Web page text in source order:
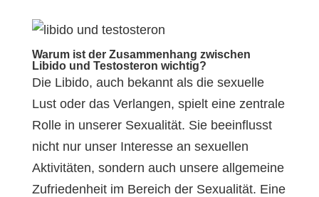
Warum ist der Zusammenhang zwischen
Libido und Testosteron wichtig?
Die Libido, auch bekannt als die sexuelle
Lust oder das Verlangen, spielt eine zentrale
Rolle in unserer Sexualität. Sie beeinflusst
nicht nur unser Interesse an sexuellen
Aktivitäten, sondern auch unsere allgemeine
Zufriedenheit im Bereich der Sexualität. Eine